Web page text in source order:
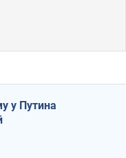
у Путина